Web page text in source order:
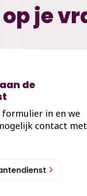
je
de
formulier in en we
contact met